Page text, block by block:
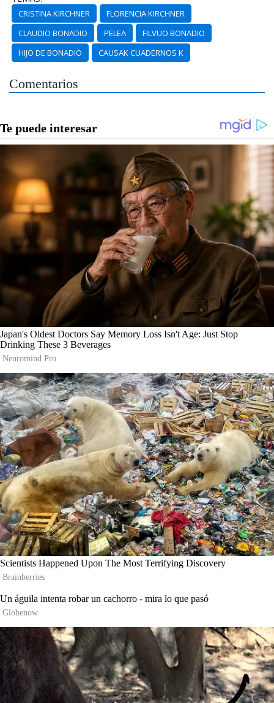
CRISTINA KIRCHNER
FLORENCIA KIRCHNER
CLAUDIO BONADIO
PELEA
FILVUO BONADIO
HIJO DE BONADIO
CAUSAK CUADERNOS K
Comentarios